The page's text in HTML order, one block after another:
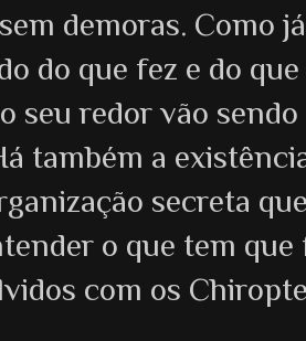
demoras. Como
do que fez e do
seu redor vão
também a
secreta
o que tem
com os